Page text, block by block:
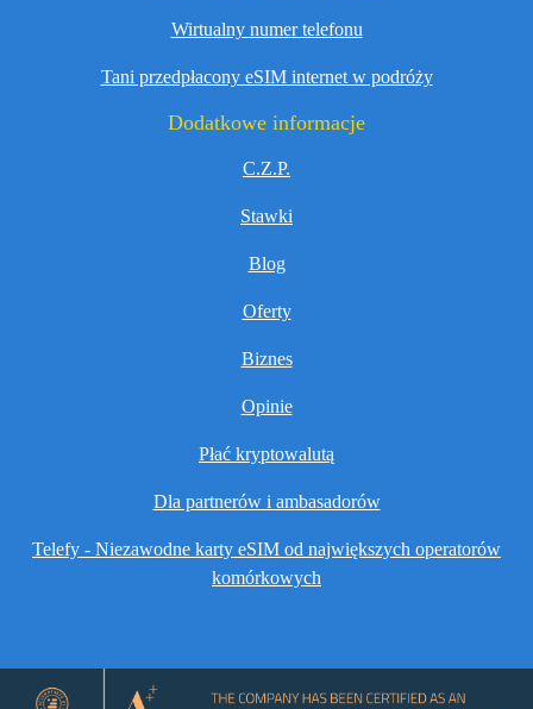
Wirtualny numer telefonu
Tani przedpłacony eSIM internet w podróży
Dodatkowe informacje
C.Z.P.
Stawki
Blog
Oferty
Biznes
Opinie
Płać kryptowalutą
Dla partnerów i ambasadorów
Telefy - Niezawodne karty eSIM od największych operatorów
komórkowych